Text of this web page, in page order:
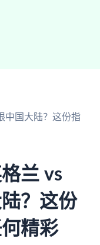
中国大陆？这份指
兰 vs
？这份
精彩